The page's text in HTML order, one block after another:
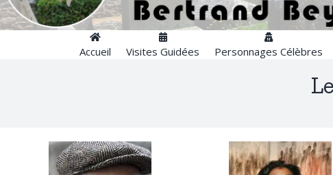
Accueil Visites Guidées Personnages Célèbres